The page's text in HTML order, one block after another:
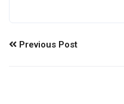
Previous Post